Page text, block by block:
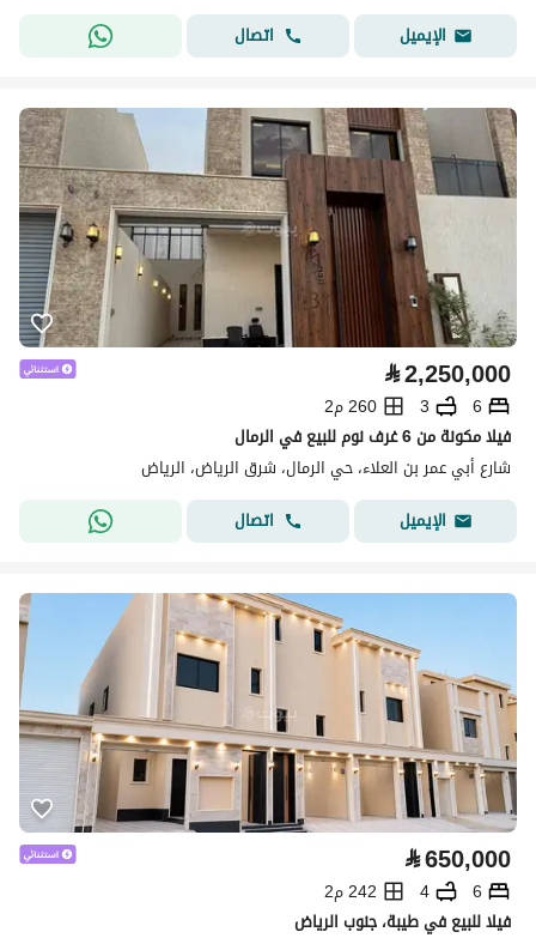
الإيميل
اتصال
⃁2,250,000
6
3
260 م2
فيلا مكونة من 6 غرف نوم للبيع في الرمال
شارع أبي عمر بن العلاء، حي الرمال، شرق الرياض، الرياض
الإيميل
اتصال
⃁650,000
6
4
242 م2
فيلا للبيع في طيبة، جنوب الرياض